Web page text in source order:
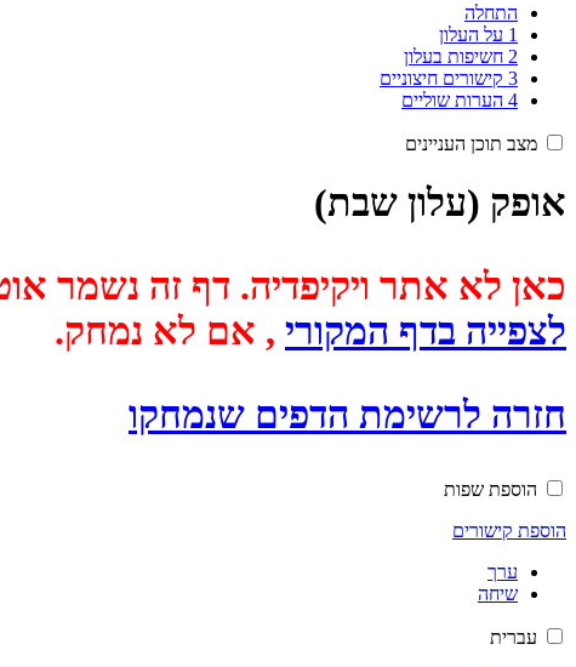
התחלה
1 על העלון
2 חשיפות בעלון
3 קישורים חיצוניים
4 הערות שוליים
מצב תוכן העניינים
אופק (עלון שבת)
כאן לא אתר ויקיפדיה. דף זה נשמר אוטומטית מכיוון שבתאריך
לצפייה בדף המקורי , אם לא נמחק.
חזרה לרשימת הדפים שנמחקו
הוספת שפות
הוספת קישורים
ערך
שיחה
עברית